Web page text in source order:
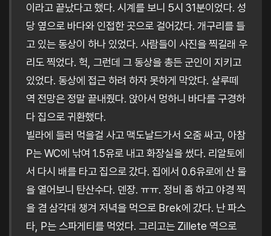
이라고 끝났다고 했다. 시계를 보니 5시 31분이었다. 성
당 옆으로 바다와 인접한 곳으로 걸어갔다. 개구리를 들
고 있는 동상이 하나 있었다. 사람들이 사진을 찍길래 우
리도 찍었다. 헉, 그런데 그 동상을 총든 군인이 지키고
있었다. 동상에 접근 하려 하자 못하게 막았다. 살루떼
역 전망은 정말 끝내줬다. 앉아서 멍하니 바다를 구경하
다 집으로 귀환했다.
빌라에 들러 먹을걸 사고 맥도날드가서 오줌 싸고, 아참
P는 WC에 낚여 1.5유로 내고 화장실을 썼다. 리알토에
서 다시 배를 타고 집으로 갔다. 집에서 0.6유로에 산 물
을 열어보니 탄산수다. 덴장. ㅠㅠ. 정비 좀 하고 야경 찍
을 겸 삼각대 챙겨 저녁을 먹으로 Brek에 갔다. 난 파스
타, P는 스파게티를 먹었다. 그리고는 Zillete 역으로